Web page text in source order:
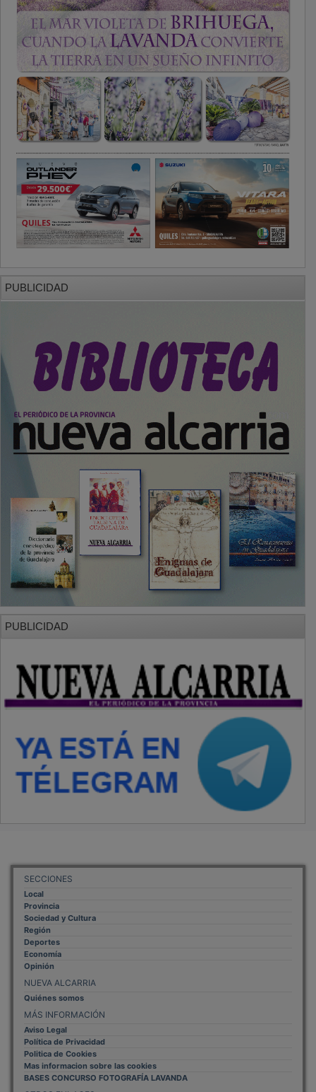
SECCIONES
Local
Provincia
Sociedad y Cultura
Región
Deportes
Economía
Opinión
NUEVA ALCARRIA
Quiénes somos
MÁS INFORMACIÓN
Aviso Legal
Política de Privacidad
Politica de Cookies
Mas informacion sobre las cookies
BASES CONCURSO FOTOGRAFÍA LAVANDA
OTROS ENLACES